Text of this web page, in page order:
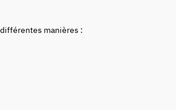
manières :